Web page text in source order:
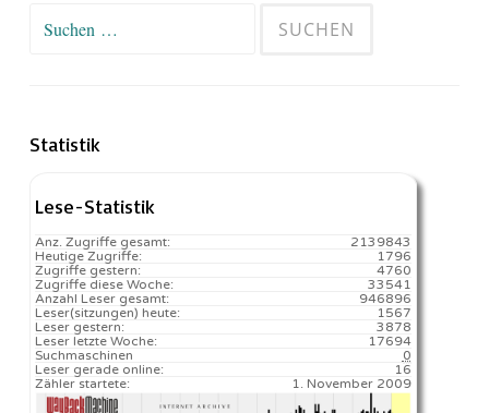
Suchen
Statistik
Lese-Statistik
2139843
Anz. Zugriffe gesamt:
1796
Heutige Zugriffe:
4760
Zugriffe gestern:
33541
Zugriffe diese Woche:
946896
Anzahl Leser gesamt:
1567️
Leser(sitzungen) heute:
3878
Leser gestern:
17694️
Leser letzte Woche:
0
Suchmaschinen
16
Leser gerade online:
1. November 2009
Zähler startete: